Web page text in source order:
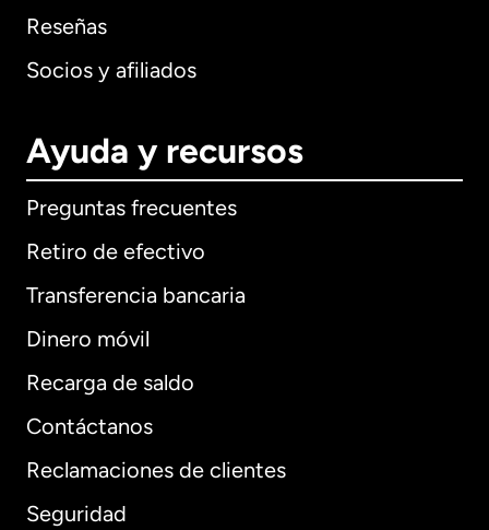
Reseñas
Socios y afiliados
Ayuda y recursos
Preguntas frecuentes
Retiro de efectivo
Transferencia bancaria
Dinero móvil
Recarga de saldo
Contáctanos
Reclamaciones de clientes
Seguridad